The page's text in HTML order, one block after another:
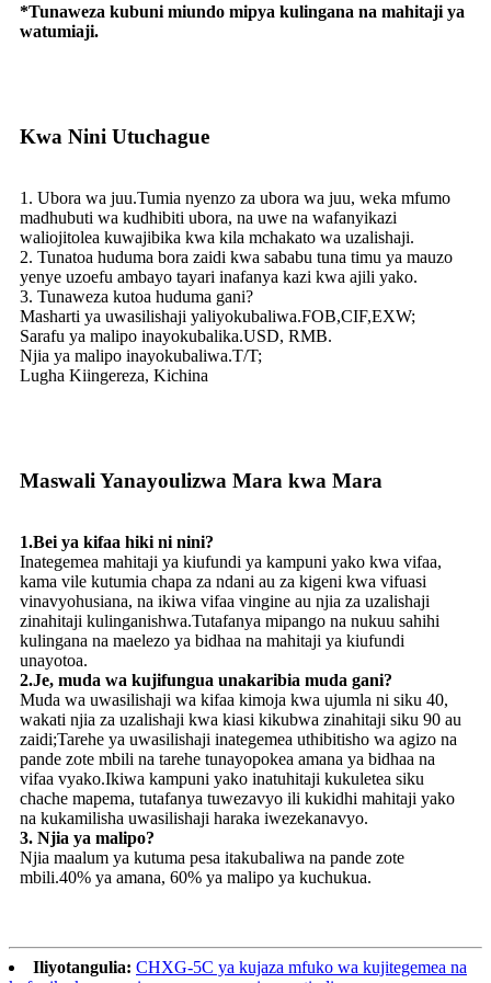
*Tunaweza kubuni miundo mipya kulingana na mahitaji ya
watumiaji.
Kwa Nini Utuchague
1. Ubora wa juu.Tumia nyenzo za ubora wa juu, weka mfumo
madhubuti wa kudhibiti ubora, na uwe na wafanyikazi
waliojitolea kuwajibika kwa kila mchakato wa uzalishaji.
2. Tunatoa huduma bora zaidi kwa sababu tuna timu ya mauzo
yenye uzoefu ambayo tayari inafanya kazi kwa ajili yako.
3. Tunaweza kutoa huduma gani?
Masharti ya uwasilishaji yaliyokubaliwa.FOB,CIF,EXW;
Sarafu ya malipo inayokubalika.USD, RMB.
Njia ya malipo inayokubaliwa.T/T;
Lugha Kiingereza, Kichina
Maswali Yanayoulizwa Mara kwa Mara
1.Bei ya kifaa hiki ni nini?
Inategemea mahitaji ya kiufundi ya kampuni yako kwa vifaa,
kama vile kutumia chapa za ndani au za kigeni kwa vifuasi
vinavyohusiana, na ikiwa vifaa vingine au njia za uzalishaji
zinahitaji kulinganishwa.Tutafanya mipango na nukuu sahihi
kulingana na maelezo ya bidhaa na mahitaji ya kiufundi
unayotoa.
2.Je, ​​muda wa kujifungua unakaribia muda gani?
Muda wa uwasilishaji wa kifaa kimoja kwa ujumla ni siku 40,
wakati njia za uzalishaji kwa kiasi kikubwa zinahitaji siku 90 au
zaidi;Tarehe ya uwasilishaji inategemea uthibitisho wa agizo na
pande zote mbili na tarehe tunayopokea amana ya bidhaa na
vifaa vyako.Ikiwa kampuni yako inatuhitaji kukuletea siku
chache mapema, tutafanya tuwezavyo ili kukidhi mahitaji yako
na kukamilisha uwasilishaji haraka iwezekanavyo.
3. Njia ya malipo?
Njia maalum ya kutuma pesa itakubaliwa na pande zote
mbili.40% ya amana, 60% ya malipo ya kuchukua.
Iliyotangulia: CHXG-5C ya kujaza mfuko wa kujitegemea na